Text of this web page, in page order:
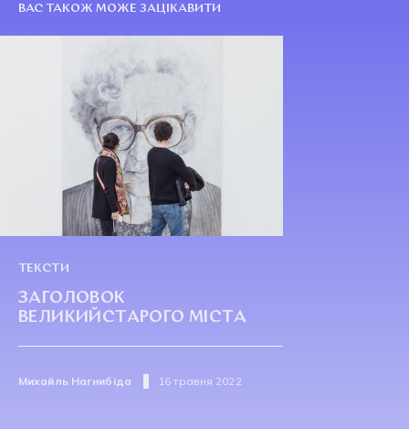
ВАС ТАКОЖ МОЖЕ ЗАЦІКАВИТИ
ТЕКСТИ
ЗАГОЛОВОК
ВЕЛИКИЙСТАРОГО МІСТА
Михайль Нагнибіда 16 травня 2022